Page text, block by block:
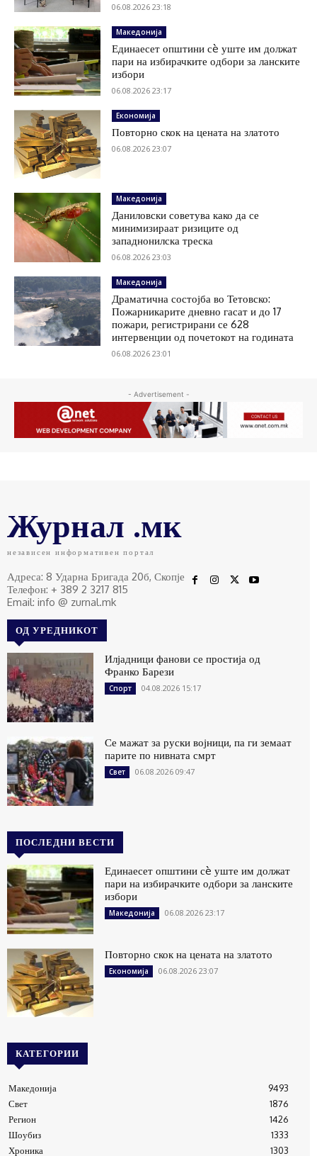
06.08.2026 23:18
Македонија
Единаесет општини сè уште им должат
пари на избирачките одбори за ланските
избори
06.08.2026 23:17
Економија
Повторно скок на цената на златото
06.08.2026 23:07
Македонија
Даниловски советува како да се
минимизираат ризиците од
западнонилска треска
06.08.2026 23:03
Македонија
Драматична состојба во Тетовско:
Пожарникарите дневно гасат и до 17
пожари, регистрирани се 628
интервенции од почетокот на годината
06.08.2026 23:01
- Advertisement -
Журнал .мк
независен информативен портал
Адреса: 8 Ударна Бригада 20б, Скопје
Телефон: + 389 2 3217 815
Email: info @ zurnal.mk
ОД УРЕДНИКОТ
Илјадници фанови се простија од
Франко Барези
Спорт 04.08.2026 15:17
Се мажат за руски војници, па ги земаат
парите по нивната смрт
Свет 06.08.2026 09:47
ПОСЛЕДНИ ВЕСТИ
Единаесет општини сè уште им должат
пари на избирачките одбори за ланските
избори
Македонија 06.08.2026 23:17
Повторно скок на цената на златото
Економија 06.08.2026 23:07
КАТЕГОРИИ
Македонија
9493
Свет
1876
Регион
1426
Шоубиз
1333
Хроника
1303